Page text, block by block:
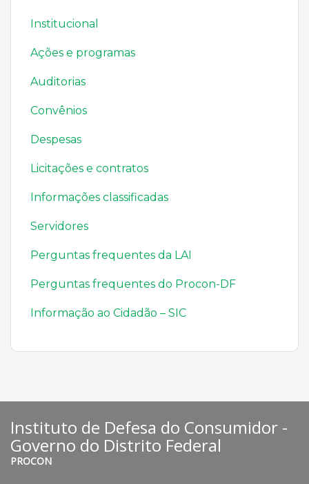
Institucional
Ações e programas
Auditorias
Convênios
Despesas
Licitações e contratos
Informações classificadas
Servidores
Perguntas frequentes da LAI
Perguntas frequentes do Procon-DF
Informação ao Cidadão – SIC
Instituto de Defesa do Consumidor -
Governo do Distrito Federal
PROCON